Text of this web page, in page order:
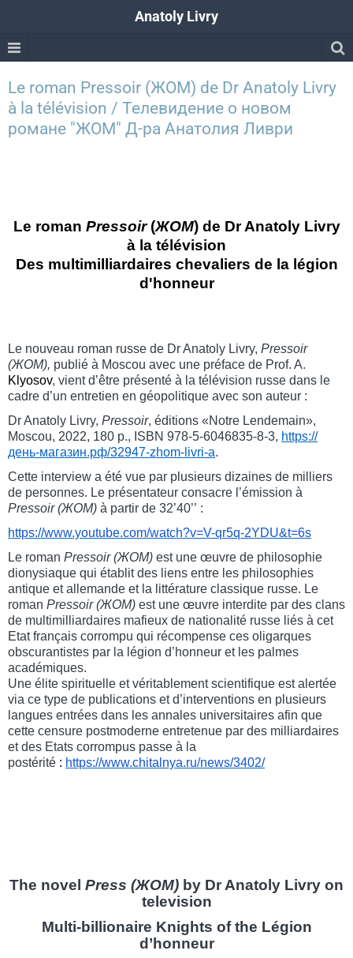
Anatoly Livry
Le roman Pressoir (ЖОМ) de Dr Anatoly Livry
à la télévision / Телевидение о новом
романе "ЖОМ" Д-ра Анатолия Ливри
Le roman Pressoir(ЖОМ) de Dr Anatoly Livry
à la télévision
Des multimilliardaires chevaliers de la légion
d'honneur
Le nouveau roman russe de Dr Anatoly Livry, Pressoir
(ЖОМ), publié à Moscou avec une préface de Prof. A.
Klyosov, vient d’être présenté à la télévision russe dans le
cadre d’un entretien en géopolitique avec son auteur :
Dr Anatoly Livry, Pressoir, éditions «Notre Lendemain»,
Moscou, 2022, 180 p., ISBN 978-5-6046835-8-3, https://
день-магазин.рф/32947-zhom-livri-a.
Cette interview a été vue par plusieurs dizaines de milliers
de personnes. Le présentateur consacre l’émission à
Pressoir (ЖОМ) à partir de 32’40’’ :
https://www.youtube.com/watch?v=V-qr5q-2YDU&t=6s
Le roman Pressoir (ЖОМ) est une œuvre de philosophie
dionysiaque qui établit des liens entre les philosophies
antique et allemande et la littérature classique russe. Le
roman Pressoir (ЖОМ) est une œuvre interdite par des clans
de multimilliardaires mafieux de nationalité russe liés à cet
Etat français corrompu qui récompense ces oligarques
obscurantistes par la légion d’honneur et les palmes
académiques.
Une élite spirituelle et véritablement scientifique est alertée
via ce type de publications et d’interventions en plusieurs
langues entrées dans les annales universitaires afin que
cette censure postmoderne entretenue par des milliardaires
et des Etats corrompus passe à la
postérité : https://www.chitalnya.ru/news/3402/
The novel Press (ЖОМ) by Dr Anatoly Livry on
television
Multi-billionaire Knights of the Légion
d’honneur